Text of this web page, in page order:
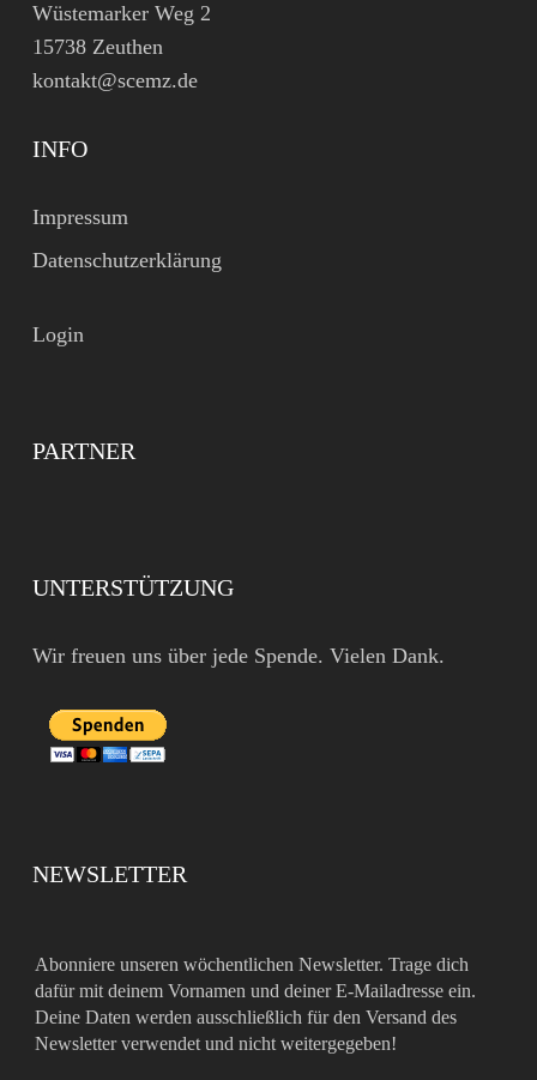
Wüstemarker Weg 2
15738 Zeuthen
kontakt@scemz.de
INFO
Impressum
Datenschutzerklärung
Login
PARTNER
UNTERSTÜTZUNG
Wir freuen uns über jede Spende. Vielen Dank.
NEWSLETTER
Abonniere unseren wöchentlichen Newsletter. Trage dich
dafür mit deinem Vornamen und deiner E-Mailadresse ein.
Deine Daten werden ausschließlich für den Versand des
Newsletter verwendet und nicht weitergegeben!